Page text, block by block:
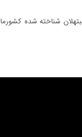
شناخته شده